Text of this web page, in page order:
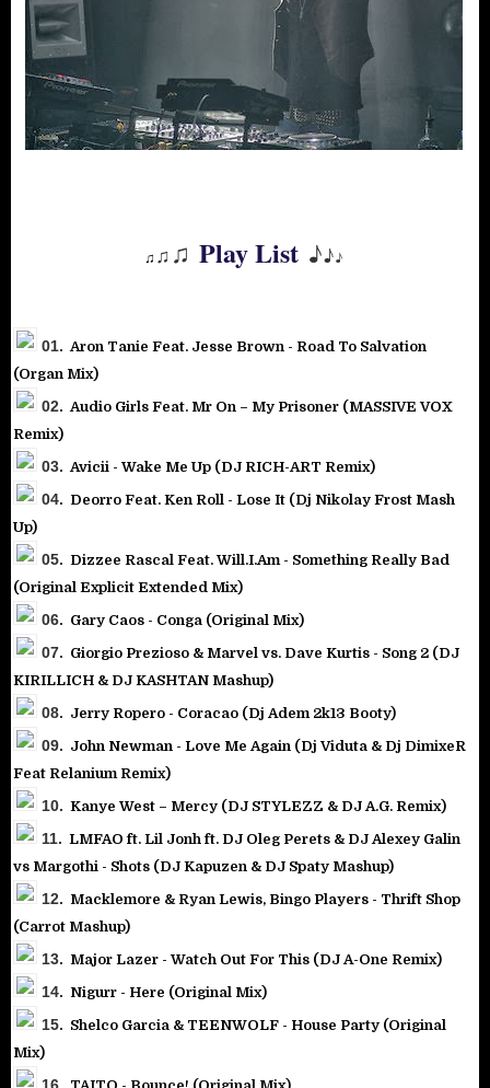
♫ ♫ ♫ Play List ♪♪♪
01. Aron Tanie Feat. Jesse Brown - Road To Salvation
(Organ Mix)
02. Audio Girls Feat. Mr On – My Prisoner (MASSIVE VOX
Remix)
03. Avicii - Wake Me Up (DJ RICH-ART Remix)
04. Deorro Feat. Ken Roll - Lose It (Dj Nikolay Frost Mash
Up)
05. Dizzee Rascal Feat. Will.I.Am - Something Really Bad
(Original Explicit Extended Mix)
06. Gary Caos - Conga (Original Mix)
07. Giorgio Prezioso & Marvel vs. Dave Kurtis - Song 2 (DJ
KIRILLICH & DJ KASHTAN Mashup)
08. Jerry Ropero - Coracao (Dj Adem 2k13 Booty)
09. John Newman - Love Me Again (Dj Viduta & Dj DimixeR
Feat Relanium Remix)
10. Kanye West – Mercy (DJ STYLEZZ & DJ A.G. Remix)
11. LMFAO ft. Lil Jonh ft. DJ Oleg Perets & DJ Alexey Galin
vs Margothi - Shots (DJ Kapuzen & DJ Spaty Mashup)
12. Macklemore & Ryan Lewis, Bingo Players - Thrift Shop
(Carrot Mashup)
13. Major Lazer - Watch Out For This (DJ A-One Remix)
14. Nigurr - Here (Original Mix)
15. Shelco Garcia & TEENWOLF - House Party (Original
Mix)